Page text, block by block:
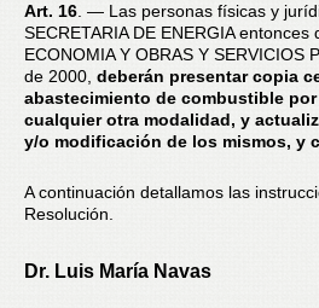
Art. 16 . — Las personas físicas y
SECRETARIA DE ENERGIA
ECONOMIA Y OBRAS Y SERVICIOS
de 2000, deberán presentar copia
abastecimiento de combustible
cualquier otra modalidad, y
y/o modificación de los mismos, y
A continuación detallamos las
Resolución.
Dr. Luis María Navas